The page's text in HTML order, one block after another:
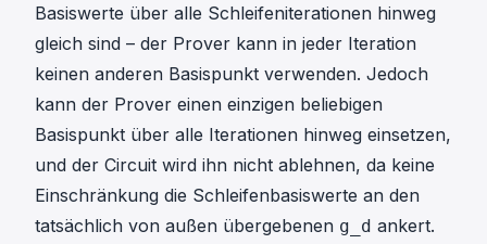
Basiswerte über alle Schleifeniterationen hinweg
gleich sind – der Prover kann in jeder Iteration
keinen anderen Basispunkt verwenden. Jedoch
kann der Prover einen einzigen beliebigen
Basispunkt über alle Iterationen hinweg einsetzen,
und der Circuit wird ihn nicht ablehnen, da keine
Einschränkung die Schleifenbasiswerte an den
tatsächlich von außen übergebenen g_d ankert.